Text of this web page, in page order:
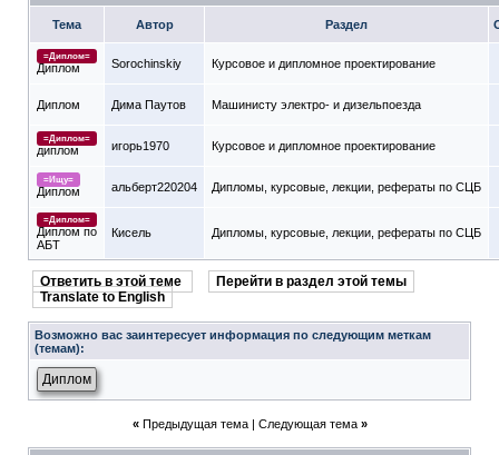
Тема Автор Раздел
=Диплом=
Диплом Sorochinskiy Курсовое и дипломное проектирование
Диплом Дима Паутов Машинисту электро- и дизельпоезда
=Диплом=
диплом игорь1970 Курсовое и дипломное проектирование
=Ищу=
Диплом альберт220204 Дипломы, курсовые, лекции, рефераты по СЦБ
=Диплом=
Диплом по
АБТ
Кисель Дипломы, курсовые, лекции, рефераты по СЦБ
Ответить в этой теме
Перейти в раздел этой темы
Translate to English
Возможно вас заинтересует информация по следующим меткам
(темам):
Диплом
« Предыдущая тема| Следующая тема »